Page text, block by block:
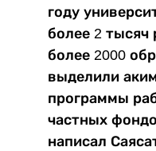
году
более 2 тысяч
более 2000
выделили
программы
частных
написал